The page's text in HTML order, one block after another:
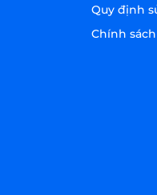
Quy định
Chính